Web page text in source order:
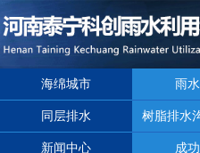
海绵城市 雨
同层排水 树脂排水
新闻中心 成